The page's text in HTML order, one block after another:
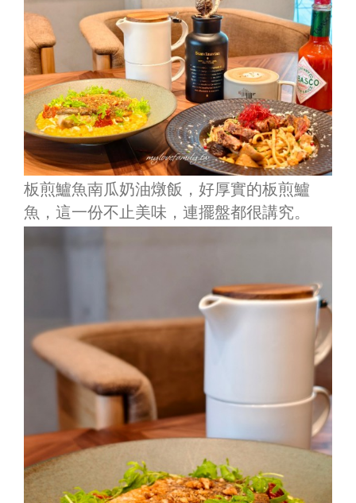
板煎鱸魚南瓜奶油燉飯，好厚實的板煎鱸
魚，這一份不止美味，連擺盤都很講究。